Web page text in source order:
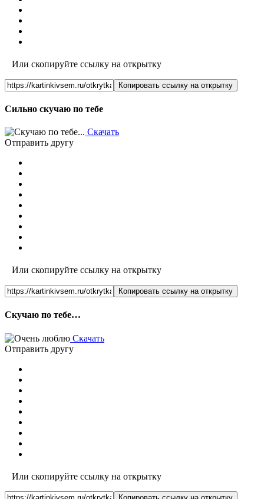
Или скопируйте ссылку на открытку
Копировать ссылку на открытку
Сильно скучаю по тебе
Скачать
Отправить другу
Или скопируйте ссылку на открытку
Копировать ссылку на открытку
Скучаю по тебе…
Скачать
Отправить другу
Или скопируйте ссылку на открытку